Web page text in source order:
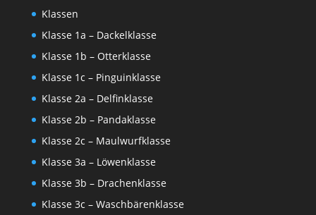
Klassen
Klasse 1a – Dackelklasse
Klasse 1b – Otterklasse
Klasse 1c – Pinguinklasse
Klasse 2a – Delfinklasse
Klasse 2b – Pandaklasse
Klasse 2c – Maulwurfklasse
Klasse 3a – Löwenklasse
Klasse 3b – Drachenklasse
Klasse 3c – Waschbärenklasse